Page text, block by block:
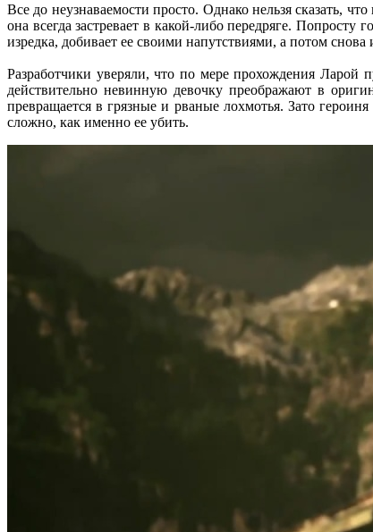
Все до неузнаваемости просто. Однако нельзя сказать,
она всегда застревает в какой-либо передряге.
изредка, добивает ее своими напутствиями, а потом снова
Разработчики уверяли, что по мере прохождения Ларой
действительно невинную девочку преображают в
превращается в грязные и рваные лохмотья. Зато
сложно, как именно ее убить.